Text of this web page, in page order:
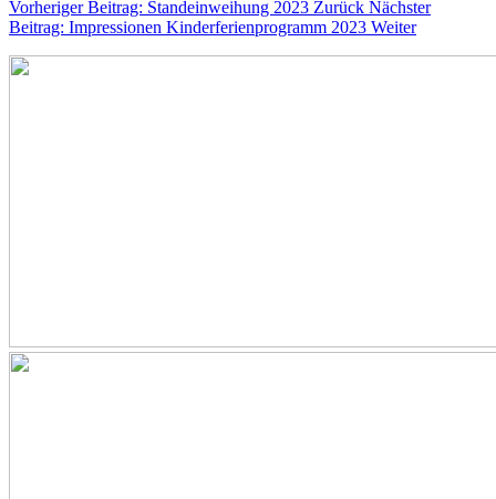
Vorheriger Beitrag: Standeinweihung 2023 Zurück Nächster
Beitrag: Impressionen Kinderferienprogramm 2023 Weiter